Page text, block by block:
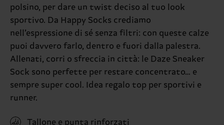
polsino, per dare un twist deciso al tuo look
sportivo. Da Happy Socks crediamo
nell’espressione di sé senza filtri: con queste calze
puoi davvero farlo, dentro e fuori dalla palestra.
Allenati, corri o sfreccia in città: le Daze Sneaker
Sock sono perfette per restare concentrato… e
sempre super cool. Idea regalo top per sportivi e
runner.
Tallone e punta rinforzati